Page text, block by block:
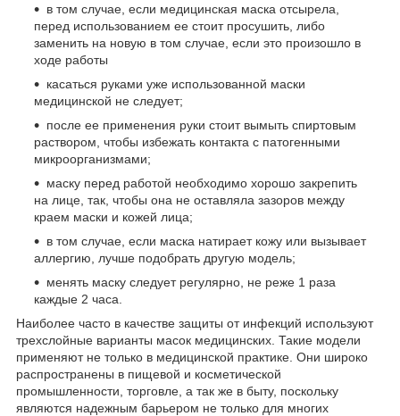
в том случае, если медицинская маска отсырела,
перед использованием ее стоит просушить, либо
заменить на новую в том случае, если это произошло в
ходе работы
касаться руками уже использованной маски
медицинской не следует;
после ее применения руки стоит вымыть спиртовым
раствором, чтобы избежать контакта с патогенными
микроорганизмами;
маску перед работой необходимо хорошо закрепить
на лице, так, чтобы она не оставляла зазоров между
краем маски и кожей лица;
в том случае, если маска натирает кожу или вызывает
аллергию, лучше подобрать другую модель;
менять маску следует регулярно, не реже 1 раза
каждые 2 часа.
Наиболее часто в качестве защиты от инфекций используют
трехслойные варианты масок медицинских. Такие модели
применяют не только в медицинской практике. Они широко
распространены в пищевой и косметической
промышленности, торговле, а так же в быту, поскольку
являются надежным барьером не только для многих